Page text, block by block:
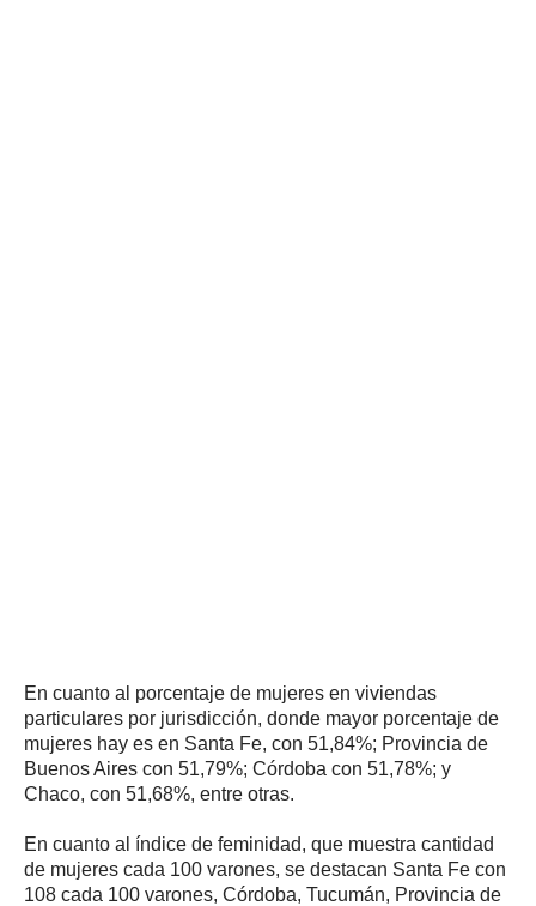
En cuanto al porcentaje de mujeres en viviendas
particulares por jurisdicción, donde mayor porcentaje de
mujeres hay es en Santa Fe, con 51,84%; Provincia de
Buenos Aires con 51,79%; Córdoba con 51,78%; y
Chaco, con 51,68%, entre otras.
En cuanto al índice de feminidad, que muestra cantidad
de mujeres cada 100 varones, se destacan Santa Fe con
108 cada 100 varones, Córdoba, Tucumán, Provincia de